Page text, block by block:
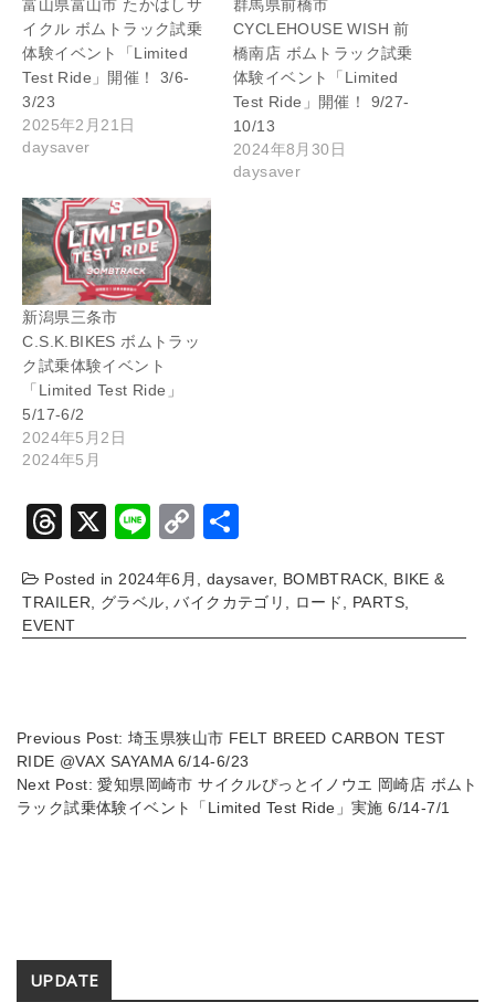
富山県富山市 たかはしサ
イクル ボムトラック試乗
体験イベント「Limited
Test Ride」開催！ 3/6-
3/23
2025年2月21日
daysaver
群馬県前橋市
CYCLEHOUSE WISH 前
橋南店 ボムトラック試乗
体験イベント「Limited
Test Ride」開催！ 9/27-
10/13
2024年8月30日
daysaver
新潟県三条市
C.S.K.BIKES ボムトラッ
ク試乗体験イベント
「Limited Test Ride」
5/17-6/2
2024年5月2日
2024年5月
T
e
a
X
Li
e
C
p
y
k
Posted in2024年6月 , daysaver, BOMBTRACK, BIKE &
TRAILER, グラベル,バイクカテゴリ , ロード, PARTS,
EVENT
Previous Post:埼玉県狭山市 FELT BREED CARBON TEST
RIDE @VAX SAYAMA 6/14-6/23
Next Post:愛知県岡崎市 サイクルぴっとイノウエ 岡崎店 ボムト
ラック試乗体験イベント「Limited Test Ride」実施 6/14-7/1
Secondary
UPDATE